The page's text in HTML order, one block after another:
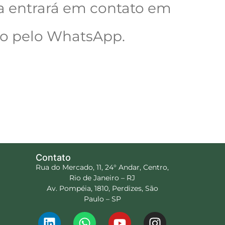
entrará em contato em
pelo WhatsApp.
Contato
Rua do Mercado, 11, 24° Andar, Centro,
Rio de Janeiro – RJ
Av. Pompéia, 1810, Perdizes, São
Paulo – SP